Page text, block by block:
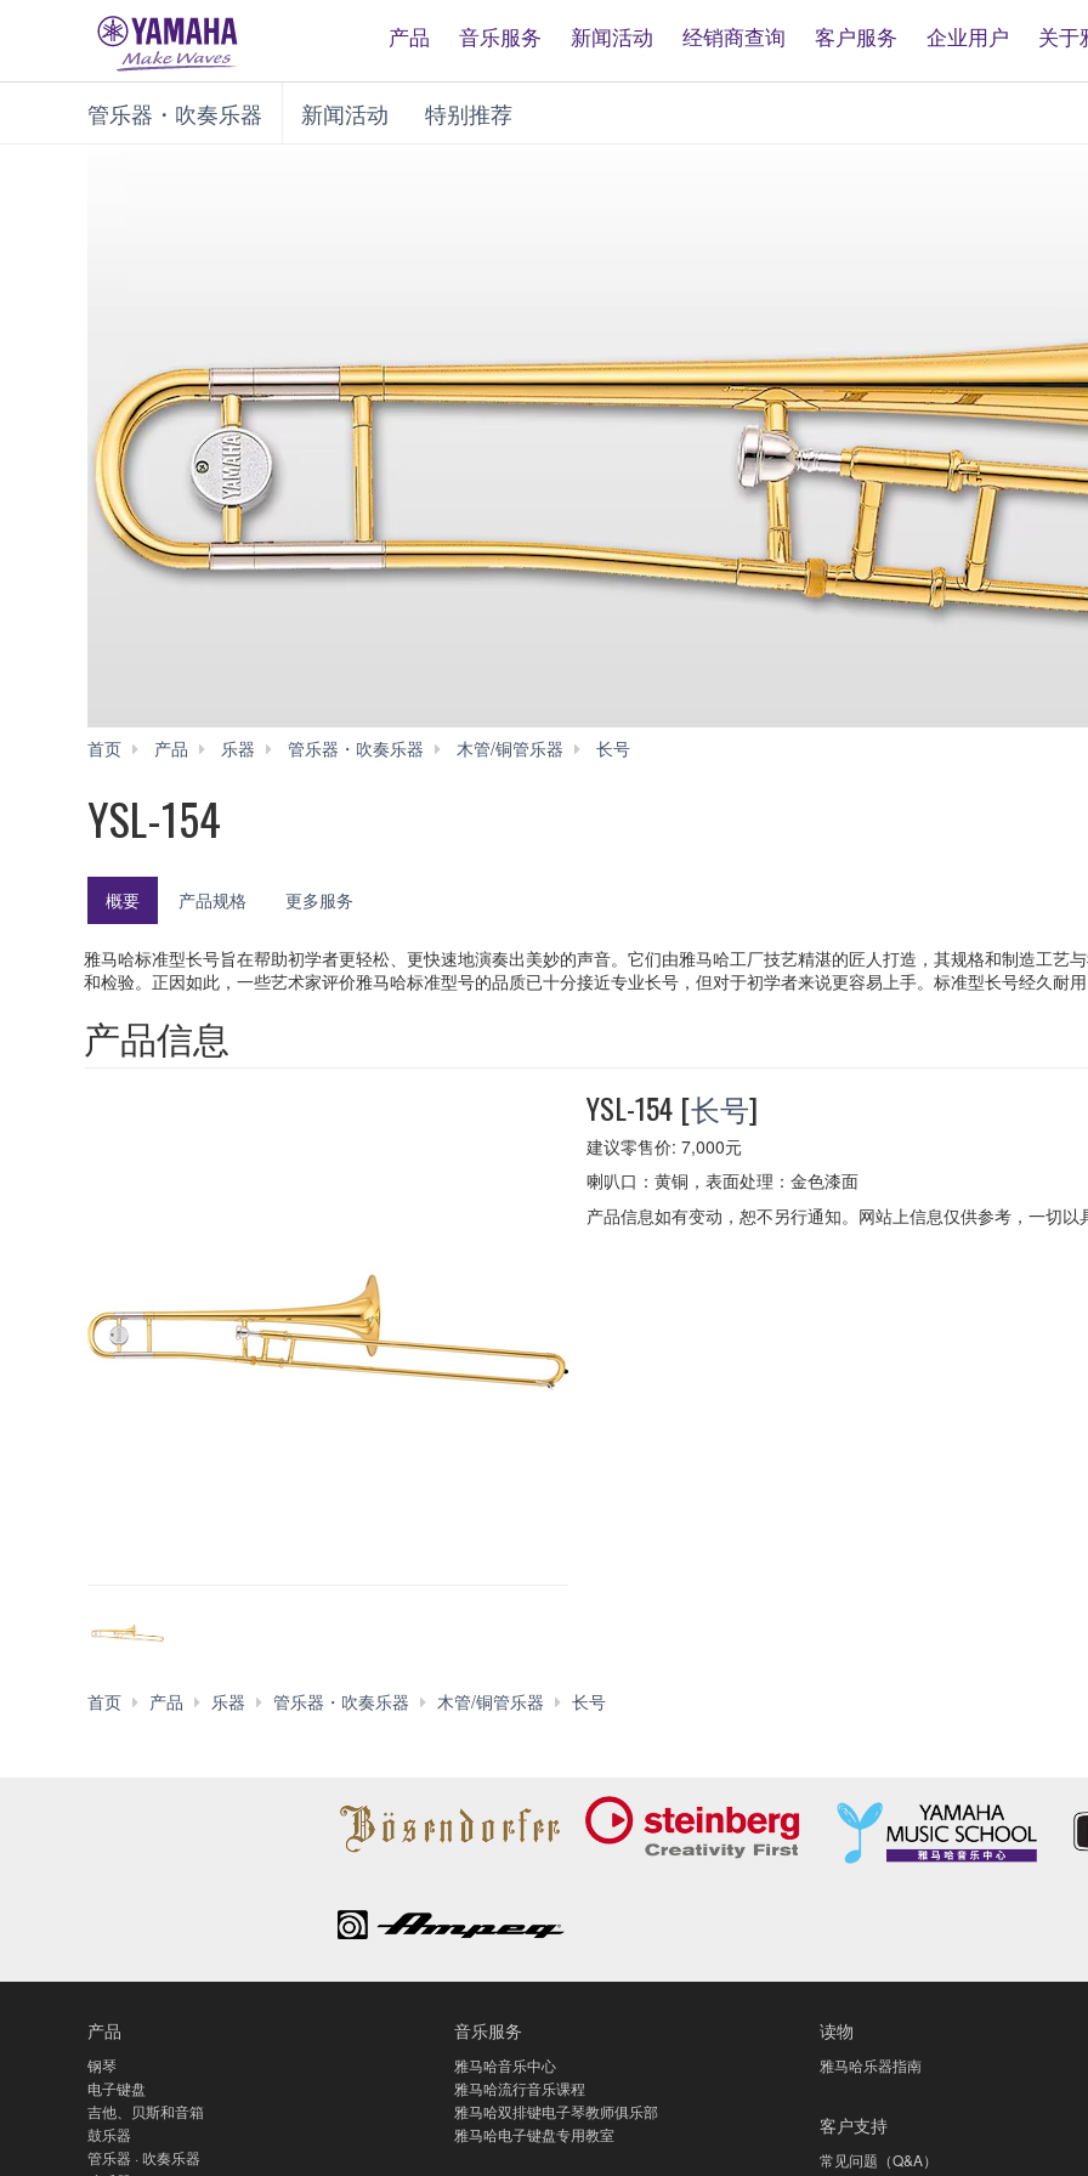
产品 音乐服务 新闻活动 经销商查询 客户服务 企业用户 关于
管乐器・吹奏乐器 新闻活动 特别推荐
首页 产品 乐器 管乐器・吹奏乐器 木管/铜管乐器
长号
YSL-154
概要 产品规格 更多服务
雅马哈标准型长号旨在帮助初学者更轻松、更快速地演奏出美妙的声音。它们由雅马哈工厂技艺精湛的匠人打造，其规格和制造工艺
和检验。正因如此，一些艺术家评价雅马哈标准型号的品质已十分接近专业长号，但对于初学者来说更容易上手。标准型长号经久耐
产品信息
YSL-154 [长号]
建议零售价: 7,000元
喇叭口：黄铜，表面处理：金色漆面
产品信息如有变动，恕不另行通知。网站上信息仅供参考，一切以
首页 产品 乐器 管乐器・吹奏乐器 木管/铜管乐器 长号
产品
钢琴
电子键盘
吉他、贝斯和音箱
鼓乐器
管乐器 · 吹奏乐器
音乐服务
雅马哈音乐中心
雅马哈流行音乐课程
雅马哈双排键电子琴教师俱乐部
雅马哈电子键盘专用教室
读物
雅马哈乐器指南
客户支持
常见问题（Q&A）